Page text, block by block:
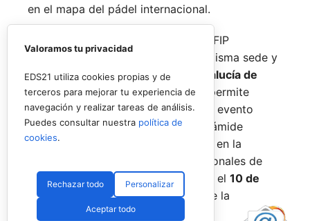
en el mapa del pádel internacional.
De forma paralela al desarrollo del FIP
Promises, la FAP organizará en la misma sede y
fechas losInternacionales de Andalucía de
Menores 2026. Esta cita paralela permite
incorporar la categoríabenjamín
al evento
global, completando así toda la pirámide
formativa.
El plazo para registrarse en la
categoría benjamín de los Internacionales de
Andalucía permanece abierto hasta el 10 de
agosto
a través de la web oficial de la
Federación.
Valoramos tu privacidad
EDS21 utiliza cookies propias y de
terceros para mejorar tu experiencia de
navegación y realizar tareas de análisis.
Puedes consultar nuestra política de
cookies.
Rechazar todo Personalizar
Aceptar todo